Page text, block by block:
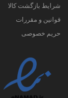
شرایط بازگشت کالا
قوانین و مقررات
حریم خصوصی